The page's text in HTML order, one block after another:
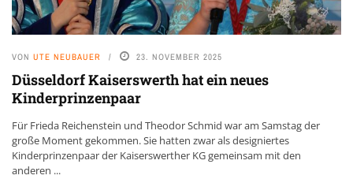
VON UTE NEUBAUER 23. NOVEMBER 2025
Düsseldorf Kaiserswerth hat ein neues
Kinderprinzenpaar
Für Frieda Reichenstein und Theodor Schmid war am Samstag der
große Moment gekommen. Sie hatten zwar als designiertes
Kinderprinzenpaar der Kaiserswerther KG gemeinsam mit den
anderen ...